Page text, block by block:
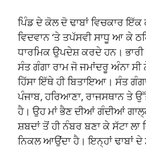
ਪਿੰਡ ਦੇ ਕੋਲ ਦੋ ਢਾਬਾਂ ਵਿਚਕਾਰ
ਵਿਦਵਾਨ ‘ਤੇ ਤਪੱਸਵੀ ਸਾਧੂ ਆ ਕੇ
ਧਾਰਮਿਕ ਉਪਦੇਸ਼ ਕਰਦੇ ਹਨ।
ਸੰਤ ਗੰਗਾ ਰਾਮ ਜੋ ਜਮਾਂਦਰੂ ਅੰਨਾ
ਹਿੱਸਾ ਇੱਥੇ ਹੀ ਬਿਤਾਇਆ। ਸੰਤ
ਪੰਜਾਬ, ਹਰਿਆਣਾ, ਰਾਜਸਥਾਨ ਤੇ
ਹੈ। ਉਹ ਮਾਂ ਭੈਣ ਦੀਆਂ ਗੰਦੀਆਂ
ਸ਼ਬਦਾਂ ਤੋਂ ਹੀ ਨੰਬਰ ਬਣਾ ਕੇ ਸੱਟਾ ਲਾ
ਨਿਕਲ ਆਉਂਦਾ ਹੈ। ਇਨ੍ਹਾਂ ਢਾਬਾਂ ਦੇ